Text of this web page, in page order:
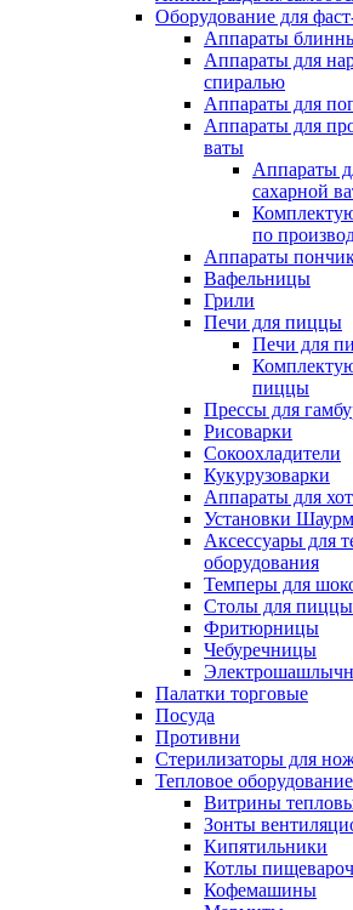
Оборудование для
Аппараты
Аппараты для
спиралью
Аппараты для
Аппараты для
ваты
Аппараты
сахарной
по
Аппараты
Вафельницы
Грили
Печи для пиццы
Печи для
пиццы
Прессы для
Рисоварки
Сокоохладители
Кукурузоварки
Аппараты для
Установки
Аксессуары для
оборудования
Темперы для
Столы для пиццы
Фритюрницы
Чебуречницы
Палатки торговые
Посуда
Противни
Стерилизаторы для
Тепловое оборудование
Витрины
Зонты
Кипятильники
Котлы
Кофемашины